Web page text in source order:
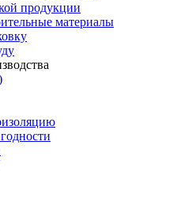
продукции
материалы